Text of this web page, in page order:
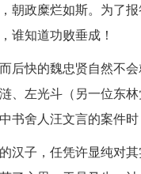
朝政糜烂如斯。为了
谁知道功败垂成！
后快的魏忠贤自然不
、左光斗（另一位东
书舍人汪文言的案件
汉子，任凭许显纯对